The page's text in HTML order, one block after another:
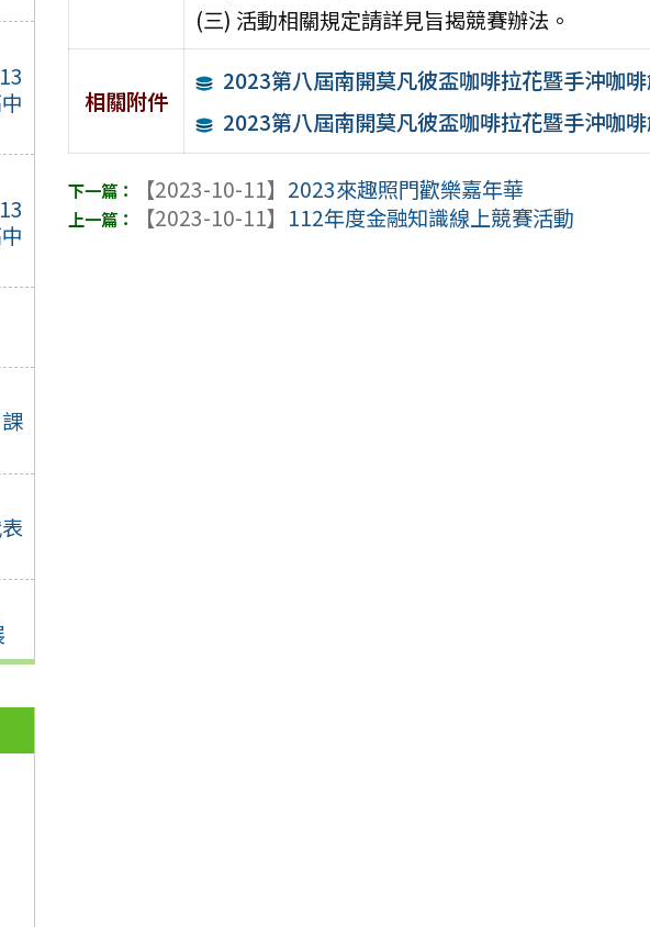
(三) 活動相關規定請詳見旨揭競賽辦法。
相關附件
2023第八屆南開莫凡彼盃咖啡拉花暨手沖咖
2023第八屆南開莫凡彼盃咖啡拉花暨手沖咖
【2023-10-11】 2023來趣照門歡樂嘉年華
【2023-10-11】 112年度金融知識線上競賽活動